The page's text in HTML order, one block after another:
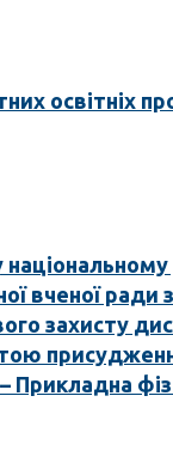
освітніх
вченої
захисту
– Прикладна